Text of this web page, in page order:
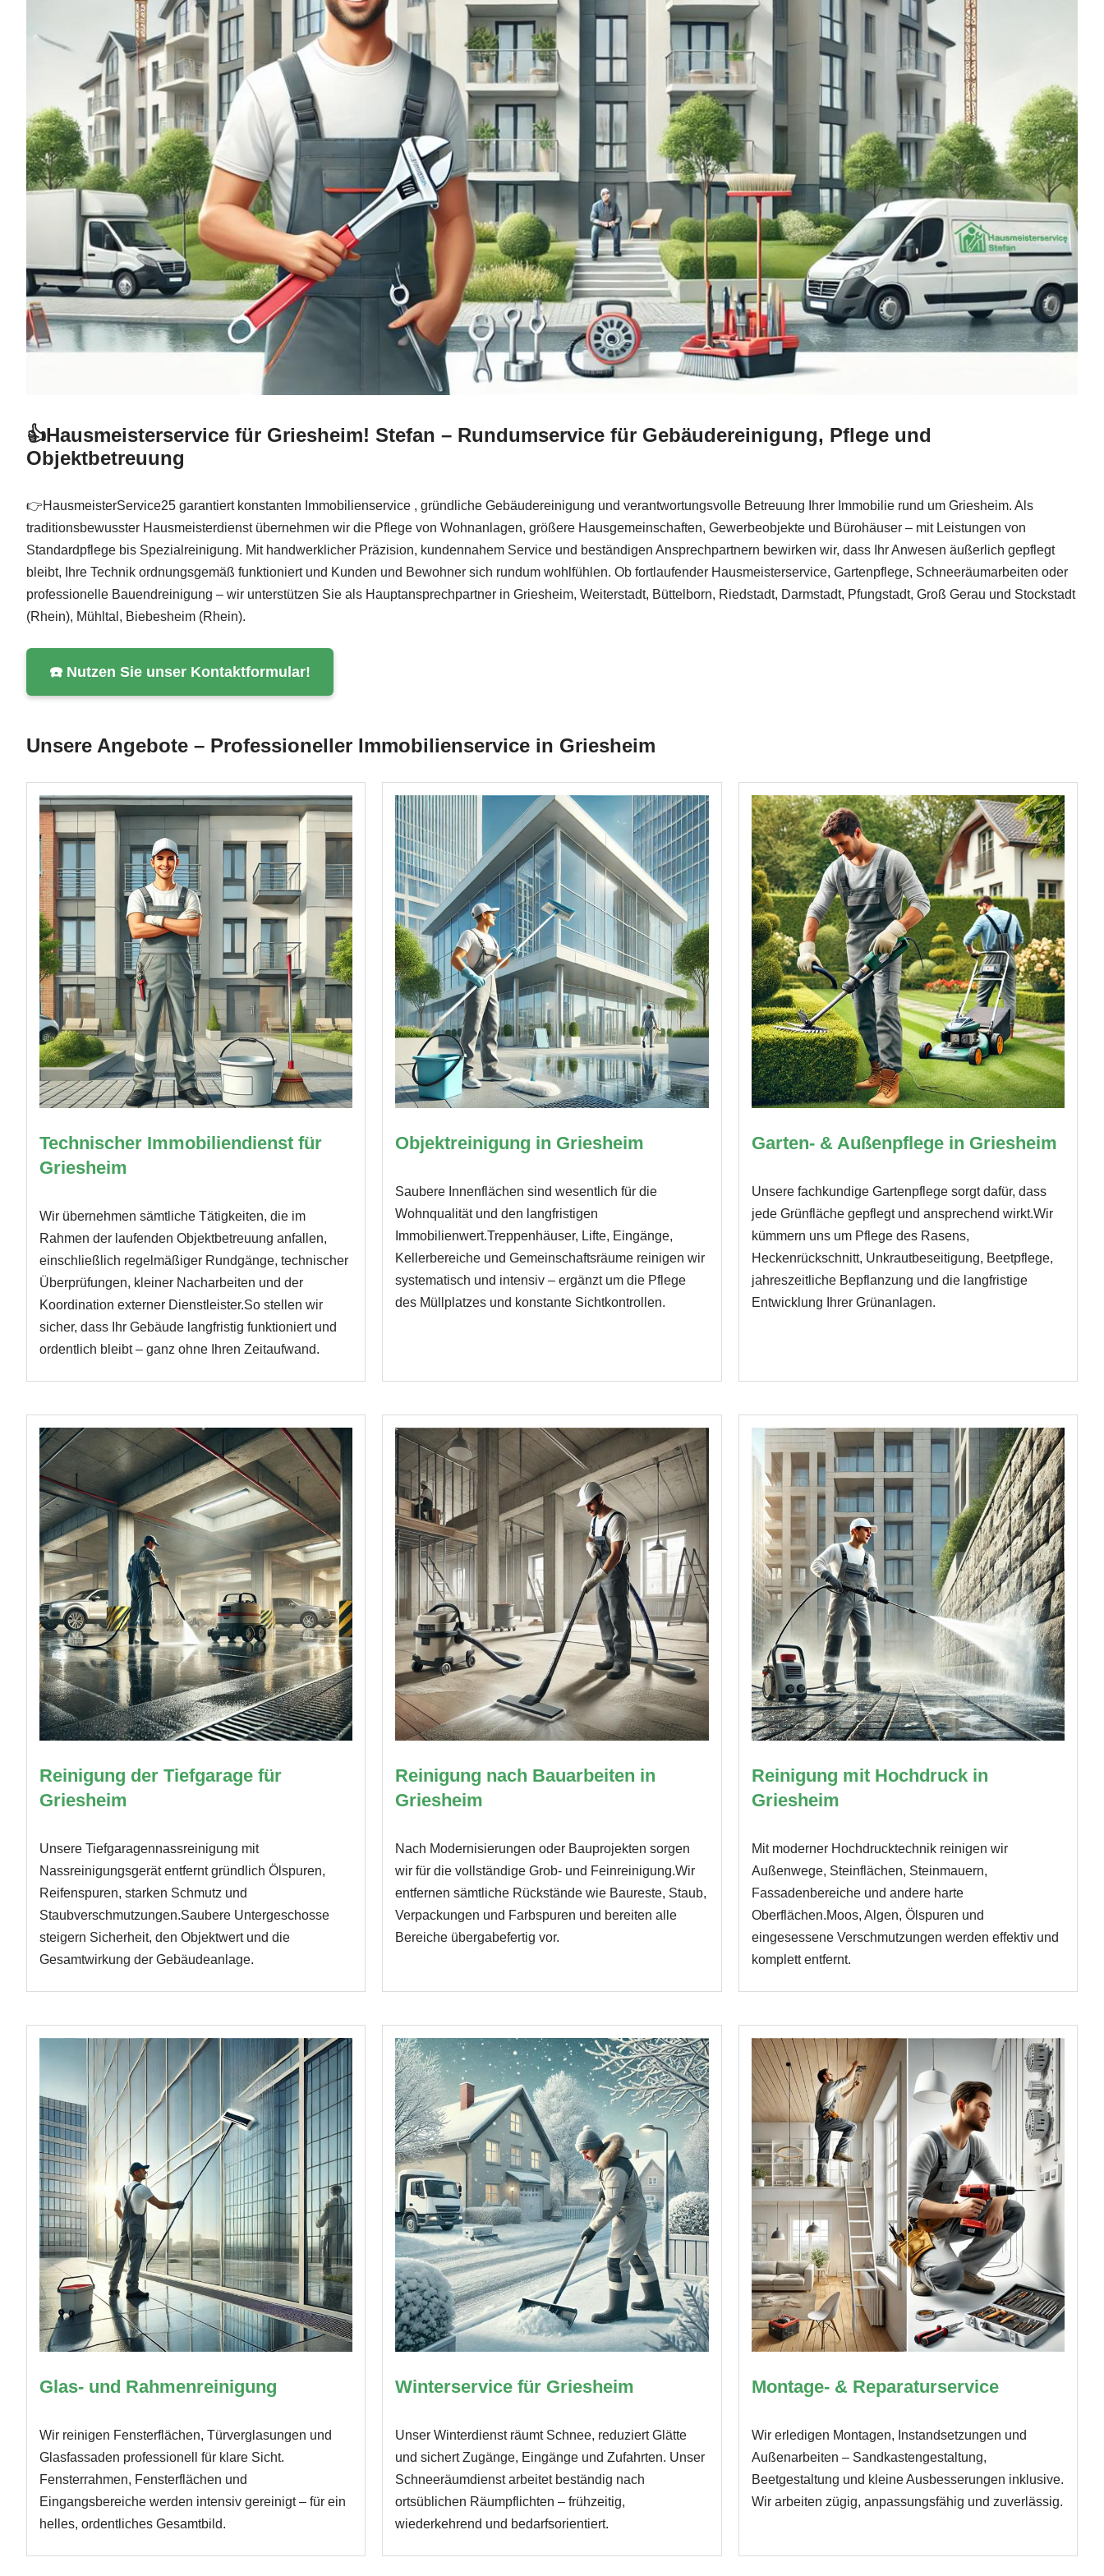
👍Hausmeisterservice für Griesheim! Stefan – Rundumservice für Gebäudereinigung, Pflege und
Objektbetreuung
👉HausmeisterService25 garantiert konstanten Immobilienservice , gründliche Gebäudereinigung und verantwortungsvolle Betreuung Ihrer Immobilie rund um Griesheim. Als
traditionsbewusster Hausmeisterdienst übernehmen wir die Pflege von Wohnanlagen, größere Hausgemeinschaften, Gewerbeobjekte und Bürohäuser – mit Leistungen von
Standardpflege bis Spezialreinigung. Mit handwerklicher Präzision, kundennahem Service und beständigen Ansprechpartnern bewirken wir, dass Ihr Anwesen äußerlich gepflegt
bleibt, Ihre Technik ordnungsgemäß funktioniert und Kunden und Bewohner sich rundum wohlfühlen. Ob fortlaufender Hausmeisterservice, Gartenpflege, Schneeräumarbeiten oder
professionelle Bauendreinigung – wir unterstützen Sie als Hauptansprechpartner in Griesheim, Weiterstadt, Büttelborn, Riedstadt, Darmstadt, Pfungstadt, Groß Gerau und Stockstadt
(Rhein), Mühltal, Biebesheim (Rhein).
☎️ Nutzen Sie unser Kontaktformular!
Unsere Angebote – Professioneller Immobilienservice in Griesheim
Technischer Immobiliendienst für
Griesheim
Wir übernehmen sämtliche Tätigkeiten, die im
Rahmen der laufenden Objektbetreuung anfallen,
einschließlich regelmäßiger Rundgänge, technischer
Überprüfungen, kleiner Nacharbeiten und der
Koordination externer Dienstleister.So stellen wir
sicher, dass Ihr Gebäude langfristig funktioniert und
ordentlich bleibt – ganz ohne Ihren Zeitaufwand.
Objektreinigung in Griesheim
Saubere Innenflächen sind wesentlich für die
Wohnqualität und den langfristigen
Immobilienwert.Treppenhäuser, Lifte, Eingänge,
Kellerbereiche und Gemeinschaftsräume reinigen wir
systematisch und intensiv – ergänzt um die Pflege
des Müllplatzes und konstante Sichtkontrollen.
Garten- & Außenpflege in Griesheim
Unsere fachkundige Gartenpflege sorgt dafür, dass
jede Grünfläche gepflegt und ansprechend wirkt.Wir
kümmern uns um Pflege des Rasens,
Heckenrückschnitt, Unkrautbeseitigung, Beetpflege,
jahreszeitliche Bepflanzung und die langfristige
Entwicklung Ihrer Grünanlagen.
Reinigung der Tiefgarage für
Griesheim
Unsere Tiefgaragennassreinigung mit
Nassreinigungsgerät entfernt gründlich Ölspuren,
Reifenspuren, starken Schmutz und
Staubverschmutzungen.Saubere Untergeschosse
steigern Sicherheit, den Objektwert und die
Gesamtwirkung der Gebäudeanlage.
Reinigung nach Bauarbeiten in
Griesheim
Nach Modernisierungen oder Bauprojekten sorgen
wir für die vollständige Grob- und Feinreinigung.Wir
entfernen sämtliche Rückstände wie Baureste, Staub,
Verpackungen und Farbspuren und bereiten alle
Bereiche übergabefertig vor.
Reinigung mit Hochdruck in
Griesheim
Mit moderner Hochdrucktechnik reinigen wir
Außenwege, Steinflächen, Steinmauern,
Fassadenbereiche und andere harte
Oberflächen.Moos, Algen, Ölspuren und
eingesessene Verschmutzungen werden effektiv und
komplett entfernt.
Glas- und Rahmenreinigung
Wir reinigen Fensterflächen, Türverglasungen und
Glasfassaden professionell für klare Sicht.
Fensterrahmen, Fensterflächen und
Eingangsbereiche werden intensiv gereinigt – für ein
helles, ordentliches Gesamtbild.
Winterservice für Griesheim
Unser Winterdienst räumt Schnee, reduziert Glätte
und sichert Zugänge, Eingänge und Zufahrten. Unser
Schneeräumdienst arbeitet beständig nach
ortsüblichen Räumpflichten – frühzeitig,
wiederkehrend und bedarfsorientiert.
Montage- & Reparaturservice
Wir erledigen Montagen, Instandsetzungen und
Außenarbeiten – Sandkastengestaltung,
Beetgestaltung und kleine Ausbesserungen inklusive.
Wir arbeiten zügig, anpassungsfähig und zuverlässig.